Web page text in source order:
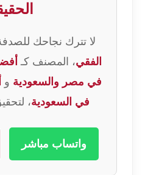
لا تترك نجاحك
الفقي، المصنف كـ
في مصر والسعودية و
في السعودية،
واتساب مباشر